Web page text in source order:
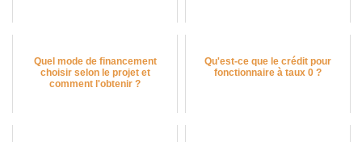
Quel mode de financement
choisir selon le projet et
comment l'obtenir ?
Qu'est-ce que le crédit pour
fonctionnaire à taux 0 ?